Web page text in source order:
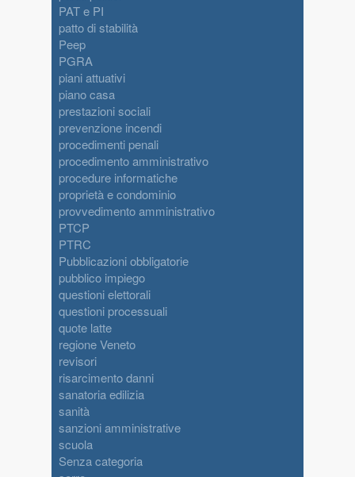
PAT e PI
patto di stabilità
Peep
PGRA
piani attuativi
piano casa
prestazioni sociali
prevenzione incendi
procedimenti penali
procedimento amministrativo
procedure informatiche
proprietà e condominio
provvedimento amministrativo
PTCP
PTRC
Pubblicazioni obbligatorie
pubblico impiego
questioni elettorali
questioni processuali
quote latte
regione Veneto
revisori
risarcimento danni
sanatoria edilizia
sanità
sanzioni amministrative
scuola
Senza categoria